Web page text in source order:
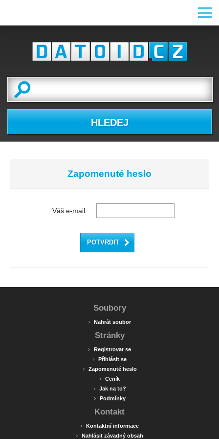
HLEDEJ
Zapomenuté heslo
Váš e-mail:
Soubory
› Nahrát soubor
Stránky
› Registrovat se
› Přihlásit se
› Zapomenuté heslo
› Ceník
› Jak na to?
› Podmínky
Kontakt
› Kontaktní informace
› Nahlásit závadný obsah